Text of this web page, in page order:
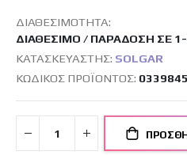
ΔΙΑΘΕΣΙΜΌΤΗΤΑ:
ΔΙΑΘΈΣΙΜΟ / ΠΑΡΆΔΟΣΗ ΣΕ
ΚΑΤΑΣΚΕΥΑΣΤΉΣ: SOLGAR
ΚΩΔΙΚΌΣ ΠΡΟΪΌΝΤΟΣ